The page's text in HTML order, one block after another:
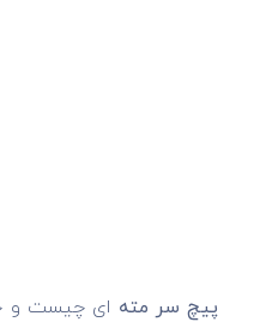
پیچ سر مته ای چیست و